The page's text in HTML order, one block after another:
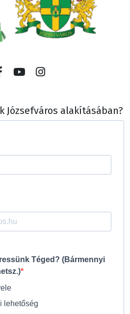
Józsefváros alakításában?
Téged? (Bármennyi
lehetőség